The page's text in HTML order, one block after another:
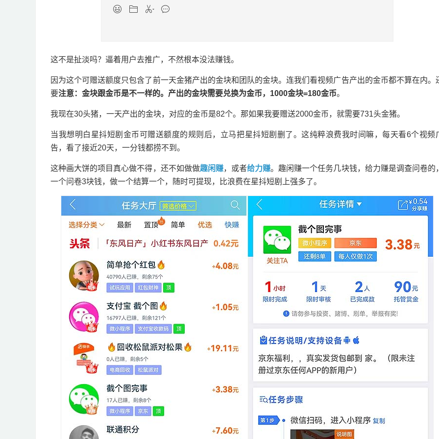
这不是扯淡吗？逼着用户去推广，不然根本没法赚钱。
因为这个可赠送额度只包含了前一天金猪产出的金块和团队的金块。连我们看视频广告产出的金币都不算在内。
要注意：金块跟金币是不一样的。产出的金块需要兑换为金币，1000金块=180金币。
我现在30头猪，一天产出的金块，对应的金币是82个。那如果我要赠送2000金币，就需要731头金猪。
当我想明白星抖短剧金币可赠送额度的规则后，立马把星抖短剧删了。这纯粹浪费我时间嘛，每天看6个视频
告，看了接近20天，一分钱都捞不到。
这种画大饼的项目真心做不得，还不如做做趣闲赚，或者给力赚。趣闲赚一个任务几块钱，给力赚是调查问卷的，
一个问卷3块钱，做一个结算一个，随时可提现，比浪费在星抖短剧上强多了。